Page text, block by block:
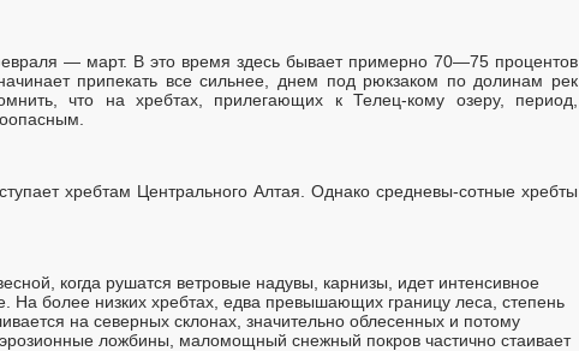
— март. В это время здесь бывает примерно 70—75 процентов
припекать все сильнее, днем под рюкзаком по долинам рек
что на хребтах, прилегающих к Телец-кому озеру, период,
хребтам Центрального Алтая. Однако средневы-сотные хребты
когда рушатся ветровые надувы, карнизы, идет интенсивное
На более низких хребтах, едва превышающих границу леса, степень
на северных склонах, значительно облесенных и потому
ложбины, маломощный снежный покров частично стаивает